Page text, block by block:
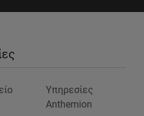
Υπηρεσίες
Anthemion